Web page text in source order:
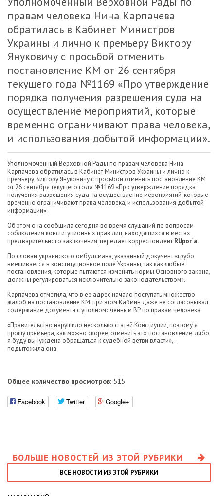
правам человека Нина Карпачева
обратилась в Кабинет Министров
Украины и лично к премьеру Виктору
Януковичу с просьбой отменить
постановление КМ от 26 сентября
текущего года №1169 «Про утверждение
порядка получения разрешения суда на
осуществление мероприятий, которые
временно ограничивают права человека,
и использования добытой информации».
Уполномоченный Верховной Рады по правам человека Нина
Карпачева обратилась в Кабинет Министров Украины и лично к
премьеру Виктору Януковичу с просьбой отменить постановление КМ
от 26 сентября текущего года №1169 «Про утверждение порядка
получения разрешения суда на осуществление мероприятий, которые
временно ограничивают права человека, и использования добытой
информации».
Об этом она сообщила сегодня во время слушаний по вопросам
соблюдения конституционных прав лиц, находящихся в местах
предварительного заключения, передает корреспондент RUpor`a.
По словам украинского омбудсмана, указанный документ «грубо
вмешивается в конституционное поле Украины, так как любые
постановления, которые пытаются изменить нормы Основного закона,
должны регулироваться исключительно законодательством».
Карпачева отметила, что в ее адрес начало поступать множество
жалоб на постановление КМ, при этом Кабмин даже не согласовывал
содержание документа с уполномоченным ВР по правам человека.
«Правительство нарушило несколько статей Констиуции, поэтому я
прошу премьера, как можно скорее, отменить это постановление, либо
я буду вынуждена обращаться к судебной ветви власти», -
подытожила она.
Общее количество просмотров: 515
Facebook Twitter Google+
БОЛЬШЕ НОВОСТЕЙ ИЗ ЭТОЙ РУБРИКИ
ВСЕ НОВОСТИ ИЗ ЭТОЙ РУБРИКИ